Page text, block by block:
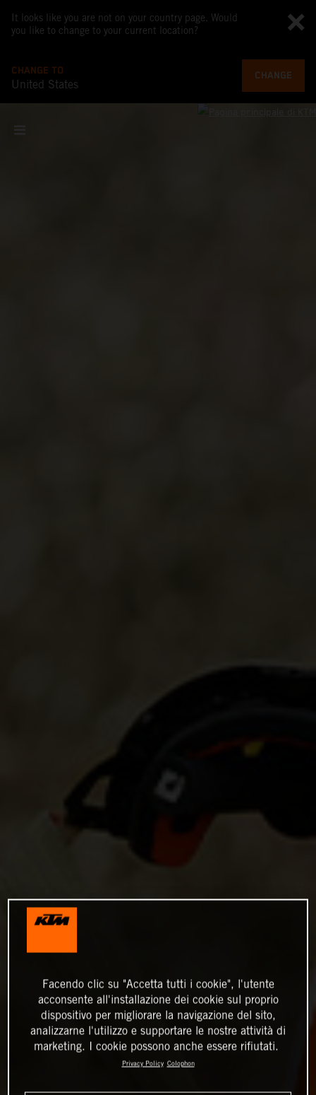
It looks like you are not on your country page. Would
you like to change to your current location?
CHANGE TO
United States
CHANGE
Facendo clic su "Accetta tutti i cookie", l'utente
acconsente all'installazione dei cookie sul proprio
dispositivo per migliorare la navigazione del sito,
analizzarne l'utilizzo e supportare le nostre attività di
marketing. I cookie possono anche essere rifiutati.
Privacy Policy Colophon